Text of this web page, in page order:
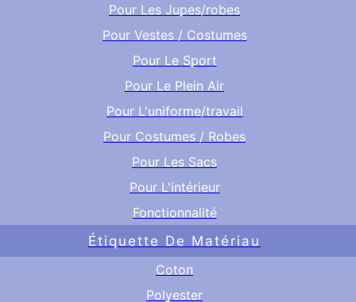
Pour Les Jupes/robes
Pour Vestes / Costumes
Pour Le Sport
Pour Le Plein Air
Pour L'uniforme/travail
Pour Costumes / Robes
Pour Les Sacs
Pour L'intérieur
Fonctionnalité
Étiquette De Matériau
Coton
Polyester